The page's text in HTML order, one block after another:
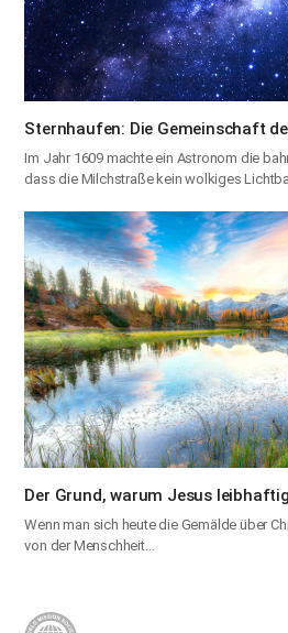
Sternhaufen: Die Gemeinschaft
Im Jahr 1609 machte ein Astronom die
dass die Milchstraße kein wolkiges
Der Grund, warum Jesus
Wenn man sich heute die Gemälde über
von der Menschheit…